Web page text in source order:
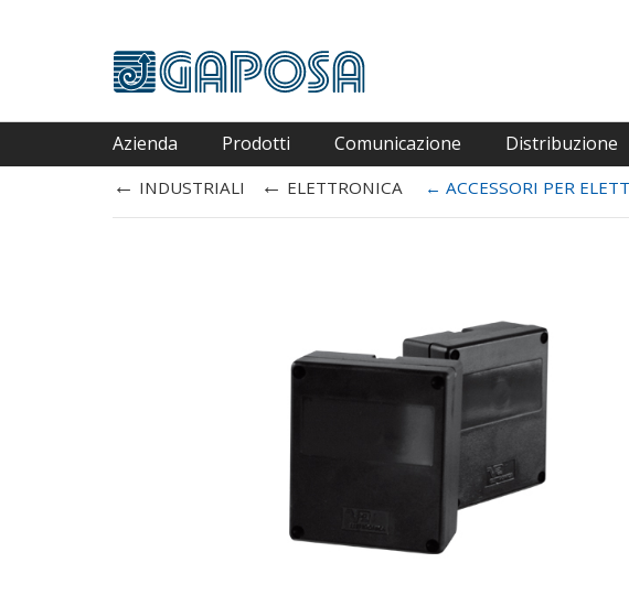
Azienda Prodotti Comunicazione Distribuzione
← INDUSTRIALI ← ELETTRONICA ← ACCESSORI PER